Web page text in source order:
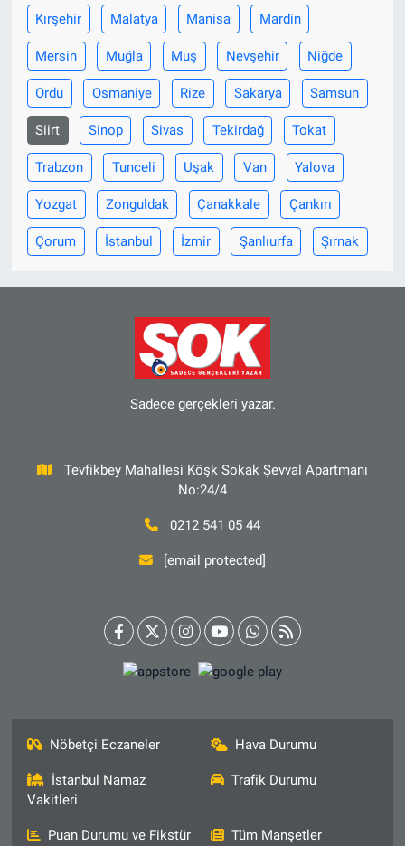
Kırşehir Malatya Manisa Mardin
Mersin Muğla Muş Nevşehir Niğde
Ordu Osmaniye Rize Sakarya Samsun
Siirt Sinop Sivas Tekirdağ Tokat
Trabzon Tunceli Uşak Van Yalova
Yozgat Zonguldak Çanakkale Çankırı
Çorum İstanbul İzmir Şanlıurfa Şırnak
Sadece gerçekleri yazar.
Tevfikbey Mahallesi Köşk Sokak Şevval Apartmanı
No:24/4
0212 541 05 44
[email protected]
Nöbetçi Eczaneler Hava Durumu
İstanbul Namaz
Vakitleri
Trafik Durumu
Puan Durumu ve Fikstür Tüm Manşetler